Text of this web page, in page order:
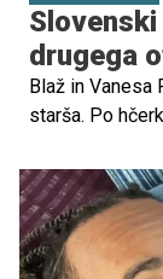
drugega
Blaž in Vanesa
starša. Po
omrežjih in